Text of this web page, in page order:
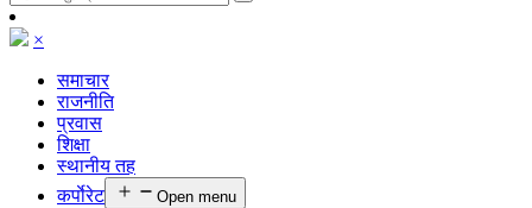
×
समाचार
राजनीति
प्रवास
शिक्षा
स्थानीय तह
कर्पाेरेट
Open menu